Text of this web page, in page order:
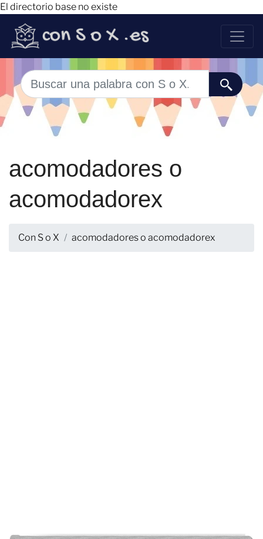
El directorio base no existe
acomodadores o
acomodadorex
Con S o X acomodadores o acomodadorex